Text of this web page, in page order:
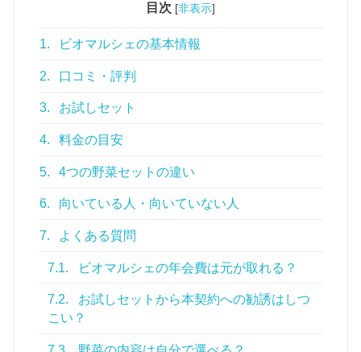
目次 [非表示]
1. ビオマルシェの基本情報
2. 口コミ・評判
3. お試しセット
4. 料金の目安
5. 4つの野菜セットの違い
6. 向いている人・向いていない人
7. よくある質問
7.1. ビオマルシェの年会費は元が取れる？
7.2.
お試しセットから本契約への勧誘はしつ
こい？